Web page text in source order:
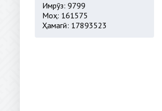
Имрӯз: 9799
Моҳ: 161575
Ҳамагӣ: 17893523